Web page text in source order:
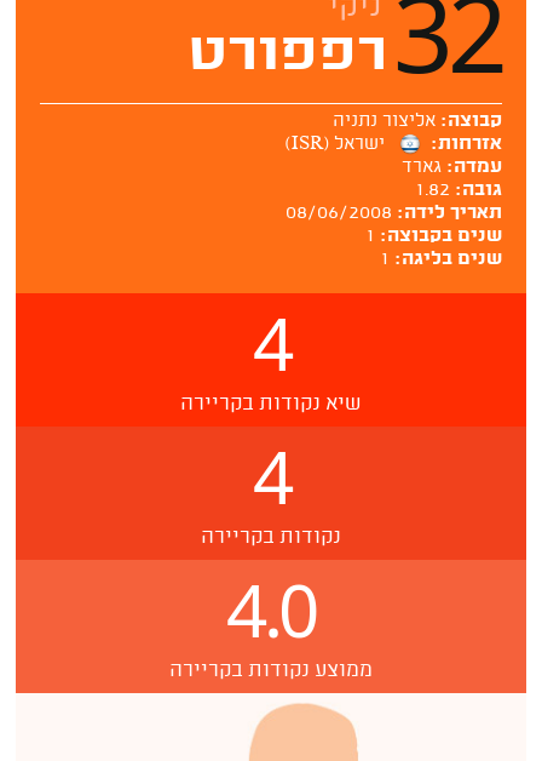
32 ניקי
רפפורט
קבוצה:אליצור נתניה
אזרחות:
ישראל (ISR)
עמדה:גארד
גובה: 1.82
תאריך לידה: 08/06/2008
שנים בקבוצה: 1
שנים בליגה: 1
4
שיא נקודות בקריירה
4
נקודות בקריירה
4.0
ממוצע נקודות בקריירה